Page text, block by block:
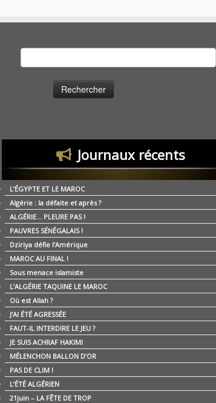
Journaux récents
L’ÉGYPTE ET LE MAROC
Algérie : la défaite et après ?
ALGÉRIE… PLEURE PAS !
PAUVRES SÉNÉGALAIS !
Dziriya défie l’Amérique
MAROC AU FINAL !
Sous menace islamiste
L’ALGÉRIE TAQUINE LE MAROC
Où est Allah ?
J’AI ÉTÉ AGRESSÉE
FAUT-IL INTERDIRE LE JEU ?
JE SUIS ACHRAF HAKIMI
MÉLENCHON BALLON D’OR
PAS DE CLIM !
L’ÉTÉ ALGÉRIEN
21juin – LA FÊTE DE TROP